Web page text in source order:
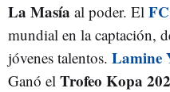
La Masía al poder. El
mundial en la captación,
jóvenes talentos. Lamine
Ganó el Trofeo Kopa